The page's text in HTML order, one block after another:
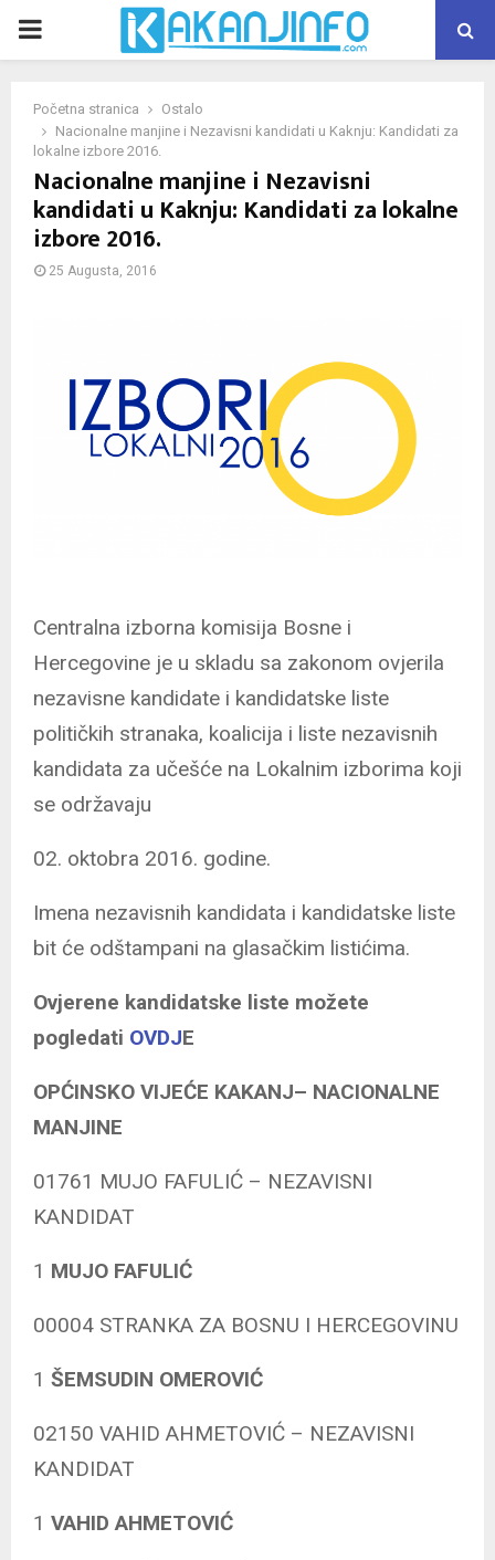
PRIMARY
Početna stranica
Ostalo
Nacionalne manjine i Nezavisni kandidati u Kaknju: Kandidati za
lokalne izbore 2016.
Nacionalne manjine i Nezavisni
kandidati u Kaknju: Kandidati za lokalne
izbore 2016.
25 Augusta, 2016
Centralna izborna komisija Bosne i
Hercegovine je u skladu sa zakonom ovjerila
nezavisne kandidate i kandidatske liste
političkih stranaka, koalicija i liste nezavisnih
kandidata za učešće na Lokalnim izborima koji
se održavaju
02. oktobra 2016. godine.
Imena nezavisnih kandidata i kandidatske liste
bit će odštampani na glasačkim listićima.
Ovjerene kandidatske liste možete
pogledati OVDJE
OPĆINSKO VIJEĆE KAKANJ– NACIONALNE
MANJINE
01761 MUJO FAFULIĆ – NEZAVISNI
KANDIDAT
1 MUJO FAFULIĆ
00004 STRANKA ZA BOSNU I HERCEGOVINU
1 ŠEMSUDIN OMEROVIĆ
02150 VAHID AHMETOVIĆ – NEZAVISNI
KANDIDAT
1 VAHID AHMETOVIĆ